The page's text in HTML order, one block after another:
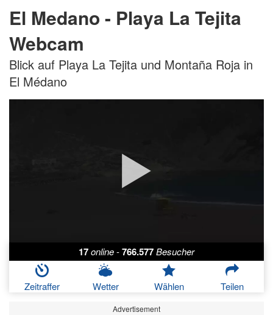
El Medano - Playa La Tejita
Webcam
Blick auf Playa La Tejita und Montaña Roja in
El Médano
17online-766.577Besucher
Zeitraffer Wetter Wählen Teilen
Advertisement